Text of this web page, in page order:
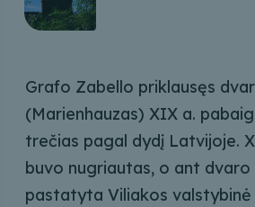
Grafo Zabello priklausęs
(Marienhauzas) XIX a.
trečias pagal dydį Latvijoje.
buvo nugriautas, o ant
pastatyta Viliakos valstybinė